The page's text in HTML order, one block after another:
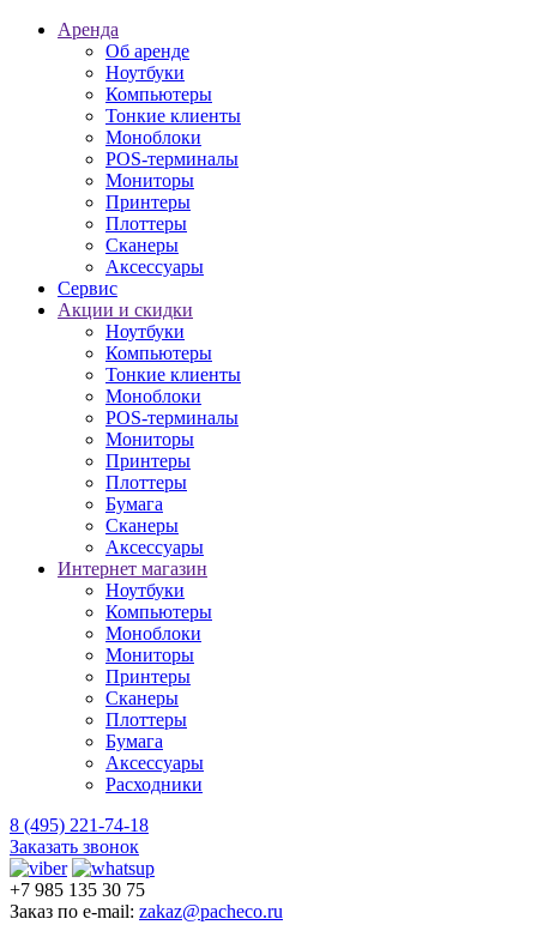
Аренда
Об аренде
Ноутбуки
Компьютеры
Тонкие клиенты
Моноблоки
POS-терминалы
Мониторы
Принтеры
Плоттеры
Сканеры
Аксессуары
Сервис
Акции и скидки
Ноутбуки
Компьютеры
Тонкие клиенты
Моноблоки
POS-терминалы
Мониторы
Принтеры
Плоттеры
Бумага
Сканеры
Аксессуары
Интернет магазин
Ноутбуки
Компьютеры
Моноблоки
Мониторы
Принтеры
Сканеры
Плоттеры
Бумага
Аксессуары
Расходники
8 (495) 221-74-18
Заказать звонок
+7 985 135 30 75
Заказ по e-mail: zakaz@pacheco.ru